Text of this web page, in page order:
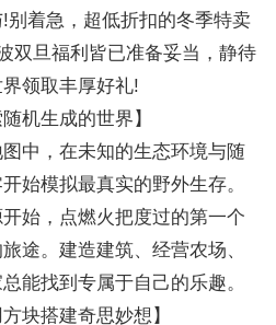
别着急，超低折扣的冬季特卖
双旦福利皆已准备妥当，静待
领取丰厚好礼!
生成的世界】
，在未知的生态环境与随
始模拟最真实的野外生存。
始，点燃火把度过的第一个
途。建造建筑、经营农场、
能找到专属于自己的乐趣。
搭建奇思妙想】